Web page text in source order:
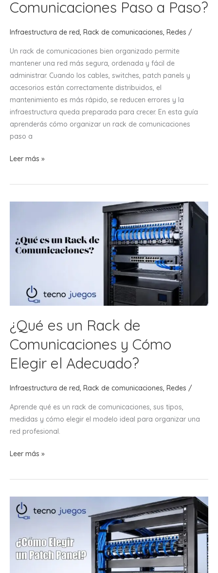
Comunicaciones Paso a Paso?
Infraestructura de red, Rack de comunicaciones, Redes /
Un rack de comunicaciones bien organizado permite
mantener una red más segura, ordenada y fácil de
administrar. Cuando los cables, switches, patch panels y
accesorios están correctamente distribuidos, el
mantenimiento es más rápido, se reducen errores y la
infraestructura queda preparada para crecer. En esta guía
aprenderás cómo organizar un rack de comunicaciones
paso a
¿Cómo
un
Paso?
Leer más »
¿Qué es un Rack de
Comunicaciones y Cómo
Elegir el Adecuado?
Infraestructura de red, Rack de comunicaciones, Redes /
Aprende qué es un rack de comunicaciones, sus tipos,
medidas y cómo elegir el modelo ideal para organizar una
red profesional.
¿Qué
un
Comunicaciones
Cómo
Elegir
Leer más »